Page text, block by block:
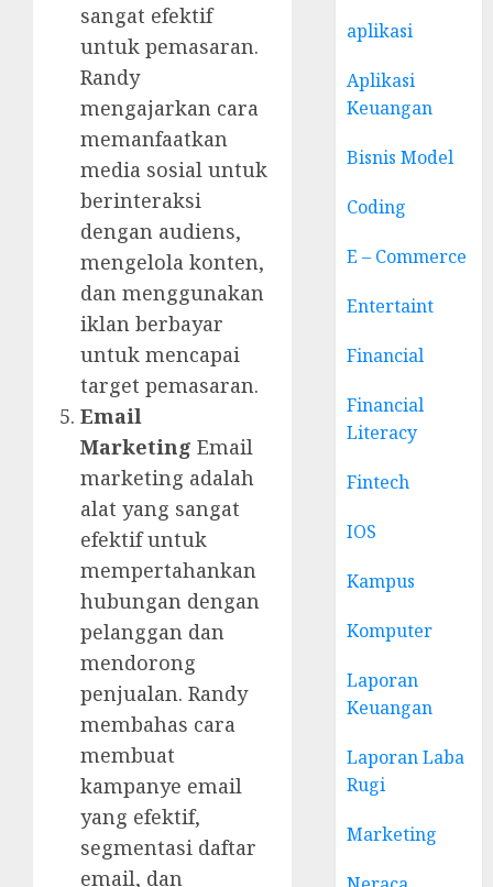
sangat efektif
untuk pemasaran.
Randy
mengajarkan cara
memanfaatkan
media sosial untuk
berinteraksi
dengan audiens,
mengelola konten,
dan menggunakan
iklan berbayar
untuk mencapai
target pemasaran.
Email
Marketing Email
marketing adalah
alat yang sangat
efektif untuk
mempertahankan
hubungan dengan
pelanggan dan
mendorong
penjualan. Randy
membahas cara
membuat
kampanye email
yang efektif,
segmentasi daftar
email, dan
aplikasi
Aplikasi
Keuangan
Bisnis Model
Coding
E – Commerce
Entertaint
Financial
Financial
Literacy
Fintech
IOS
Kampus
Komputer
Laporan
Keuangan
Laporan Laba
Rugi
Marketing